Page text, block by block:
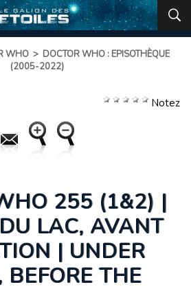
WHO > DOCTOR WHO : EPISOTHÈQUE
(2005-2022)
Notez
255 (1&2) |
LAC, AVANT
| UNDER
THE